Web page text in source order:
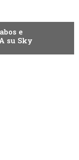
e
su Sky